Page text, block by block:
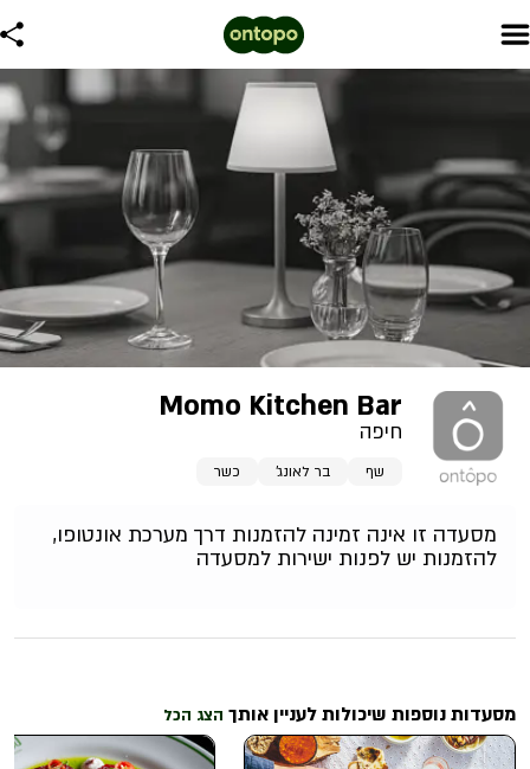
Momo Kitchen Bar
חיפה
שף בר לאונג' כשר
מסעדה זו אינה זמינה להזמנות דרך מערכת אונטופו,
להזמנות יש לפנות ישירות למסעדה
מסעדות נוספות שיכולות לעניין אותך הצג הכל